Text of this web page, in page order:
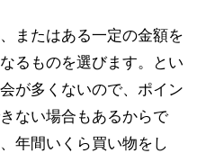
またはある一定の金額を
るものを選びます。とい
が多くないので、ポイン
ない場合もあるからで
年間いくら買い物をし